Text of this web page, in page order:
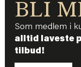
BLI
Som medlem i
alltid laveste
tilbud!